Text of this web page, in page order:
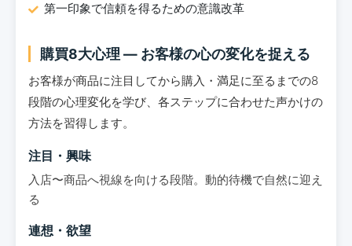
第一印象で信頼を得るための意識改革
購買8大心理 ― お客様の心の変化を捉える
お客様が商品に注目してから購入・満足に至るまでの8
段階の心理変化を学び、各ステップに合わせた声かけの
方法を習得します。
注目・興味
入店〜商品へ視線を向ける段階。動的待機で自然に迎え
る
連想・欲望